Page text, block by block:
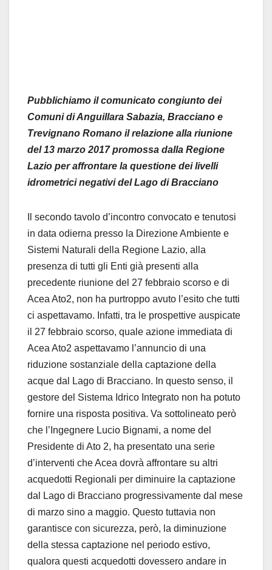
Pubblichiamo il comunicato congiunto dei
Comuni di Anguillara Sabazia, Bracciano e
Trevignano Romano il relazione alla riunione
del 13 marzo 2017 promossa dalla Regione
Lazio per affrontare la questione dei livelli
idrometrici negativi del Lago di Bracciano
Il secondo tavolo d’incontro convocato e tenutosi
in data odierna presso la Direzione Ambiente e
Sistemi Naturali della Regione Lazio, alla
presenza di tutti gli Enti già presenti alla
precedente riunione del 27 febbraio scorso e di
Acea Ato2, non ha purtroppo avuto l’esito che tutti
ci aspettavamo. Infatti, tra le prospettive auspicate
il 27 febbraio scorso, quale azione immediata di
Acea Ato2 aspettavamo l’annuncio di una
riduzione sostanziale della captazione della
acque dal Lago di Bracciano. In questo senso, il
gestore del Sistema Idrico Integrato non ha potuto
fornire una risposta positiva. Va sottolineato però
che l’Ingegnere Lucio Bignami, a nome del
Presidente di Ato 2, ha presentato una serie
d’interventi che Acea dovrà affrontare su altri
acquedotti Regionali per diminuire la captazione
dal Lago di Bracciano progressivamente dal mese
di marzo sino a maggio. Questo tuttavia non
garantisce con sicurezza, però, la diminuzione
della stessa captazione nel periodo estivo,
qualora questi acquedotti dovessero andare in